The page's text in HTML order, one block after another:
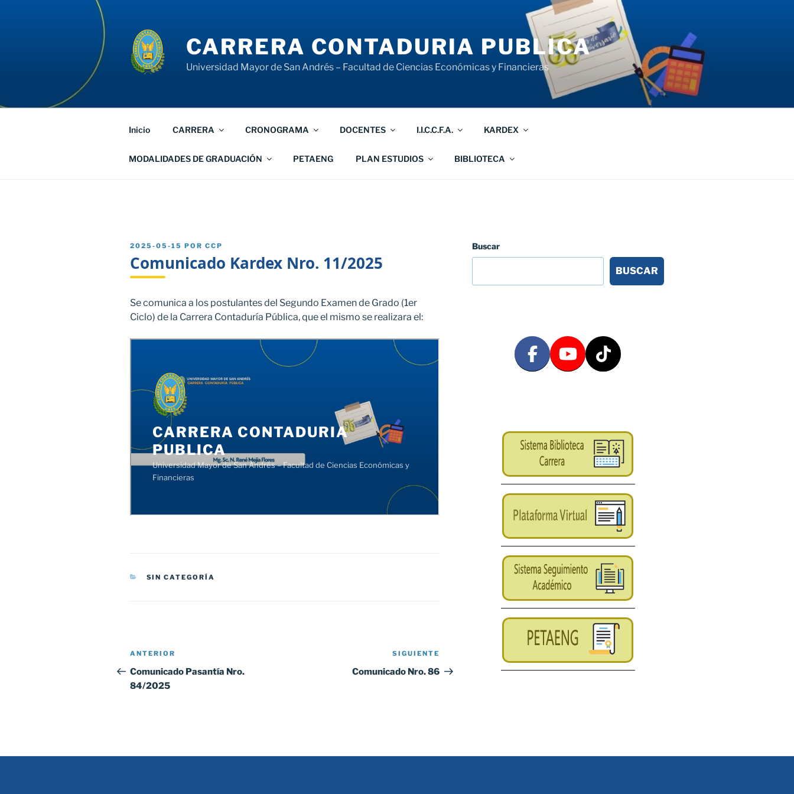
CARRERA CONTADURIA PUBLICA
Universidad Mayor de San Andrés – Facultad de Ciencias Económicas y Financieras
Inicio CARRERA CRONOGRAMA DOCENTES I.I.C.C.F.A. KARDEX
MODALIDADES DE GRADUACIÓN PETAENG PLAN ESTUDIOS BIBLIOTECA
PUBLICADO
2025-05-15 POR CCP
Comunicado Kardex Nro. 11/2025
Se comunica a los postulantes del Segundo Examen de Grado (1er
Ciclo) de la Carrera Contaduría Pública, que el mismo se realizara el:
CATEGORÍAS
SIN CATEGORÍA
Navegación
de
entradas
Entrada
anterior:
ANTERIOR
Comunicado Pasantía Nro.
84/2025
entrada
SIGUIENTE
Comunicado Nro. 86
Buscar
BUSCAR